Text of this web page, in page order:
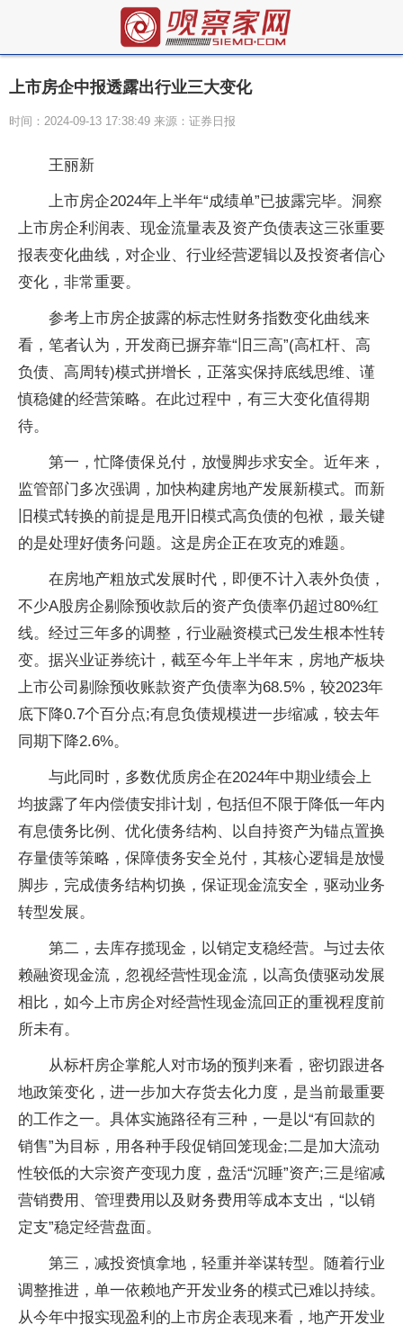
上市房企中报透露出行业三大变化
时间：2024-09-13 17:38:49 来源：证券日报
王丽新
上市房企2024年上半年“成绩单”已披露完毕。洞察
上市房企利润表、现金流量表及资产负债表这三张重要
报表变化曲线，对企业、行业经营逻辑以及投资者信心
变化，非常重要。
参考上市房企披露的标志性财务指数变化曲线来
看，笔者认为，开发商已摒弃靠“旧三高”(高杠杆、高
负债、高周转)模式拼增长，正落实保持底线思维、谨
慎稳健的经营策略。在此过程中，有三大变化值得期
待。
第一，忙降债保兑付，放慢脚步求安全。近年来，
监管部门多次强调，加快构建房地产发展新模式。而新
旧模式转换的前提是甩开旧模式高负债的包袱，最关键
的是处理好债务问题。这是房企正在攻克的难题。
在房地产粗放式发展时代，即便不计入表外负债，
不少A股房企剔除预收款后的资产负债率仍超过80%红
线。经过三年多的调整，行业融资模式已发生根本性转
变。据兴业证券统计，截至今年上半年末，房地产板块
上市公司剔除预收账款资产负债率为68.5%，较2023年
底下降0.7个百分点;有息负债规模进一步缩减，较去年
同期下降2.6%。
与此同时，多数优质房企在2024年中期业绩会上
均披露了年内偿债安排计划，包括但不限于降低一年内
有息债务比例、优化债务结构、以自持资产为锚点置换
存量债等策略，保障债务安全兑付，其核心逻辑是放慢
脚步，完成债务结构切换，保证现金流安全，驱动业务
转型发展。
第二，去库存揽现金，以销定支稳经营。与过去依
赖融资现金流，忽视经营性现金流，以高负债驱动发展
相比，如今上市房企对经营性现金流回正的重视程度前
所未有。
从标杆房企掌舵人对市场的预判来看，密切跟进各
地政策变化，进一步加大存货去化力度，是当前最重要
的工作之一。具体实施路径有三种，一是以“有回款的
销售”为目标，用各种手段促销回笼现金;二是加大流动
性较低的大宗资产变现力度，盘活“沉睡”资产;三是缩减
营销费用、管理费用以及财务费用等成本支出，“以销
定支”稳定经营盘面。
第三，减投资慎拿地，轻重并举谋转型。随着行业
调整推进，单一依赖地产开发业务的模式已难以持续。
从今年中报实现盈利的上市房企表现来看，地产开发业